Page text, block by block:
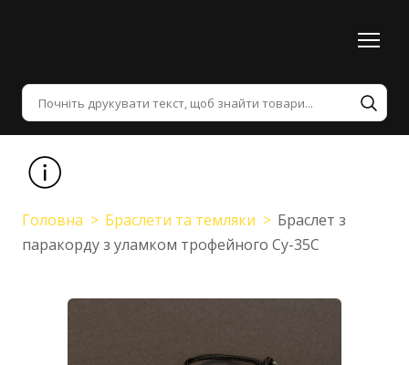
Головна Браслети та темляки
Браслет з
паракорду з уламком трофейного Су-35С